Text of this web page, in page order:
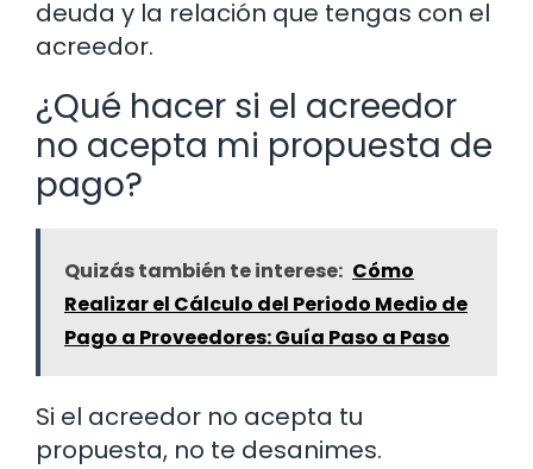
deuda y la relación que tengas con el
acreedor.
¿Qué hacer si el acreedor
no acepta mi propuesta de
pago?
Quizás también te interese: Cómo
Realizar el Cálculo del Periodo Medio de
Pago a Proveedores: Guía Paso a Paso
Si el acreedor no acepta tu
propuesta, no te desanimes.